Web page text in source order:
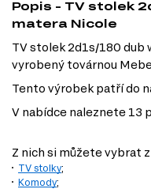
Popis - TV stolek
matera Nicole
TV stolek 2d1s/180 dub
vyrobený továrnou
Tento výrobek patří do
V nabídce naleznete 13
Z nich si můžete vybrat
TV stolky;
Komody;